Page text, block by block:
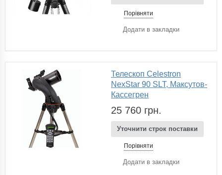
Порівняти
Додати в закладки
Телескоп Celestron
NexStar 90 SLT, Максутов-
Кассегрен
25 760 грн.
Уточнити строк поставки
Порівняти
Додати в закладки